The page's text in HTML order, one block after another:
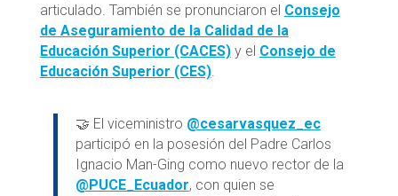
articulado. También se pronunciaron el Consejo
de Aseguramiento de la Calidad de la
Educación Superior (CACES)y el Consejo de
Educación Superior (CES).
🤝 El viceministro @cesarvasquez_ec
participó en la posesión del Padre Carlos
Ignacio Man-Ging como nuevo rector de la
@PUCE_Ecuador, con quien se